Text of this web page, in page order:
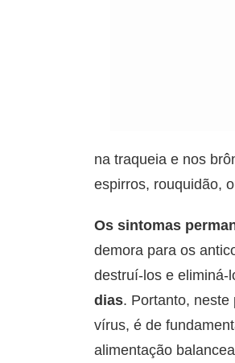
na traqueia e nos
espirros, rouquidão,
Os sintomas
demora para os
destruí-los e eliminá-
dias. Portanto, neste
vírus, é de
alimentação